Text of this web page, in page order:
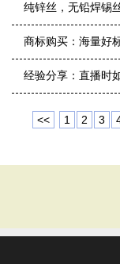
纯锌丝，无铅焊锡
商标购买：海量好
经验分享：直播时
<< 1 2 3